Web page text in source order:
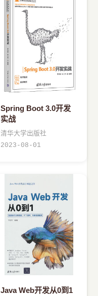
Spring Boot 3.0开发
实战
清华大学出版社
2023-08-01
Java Web开发从0到1